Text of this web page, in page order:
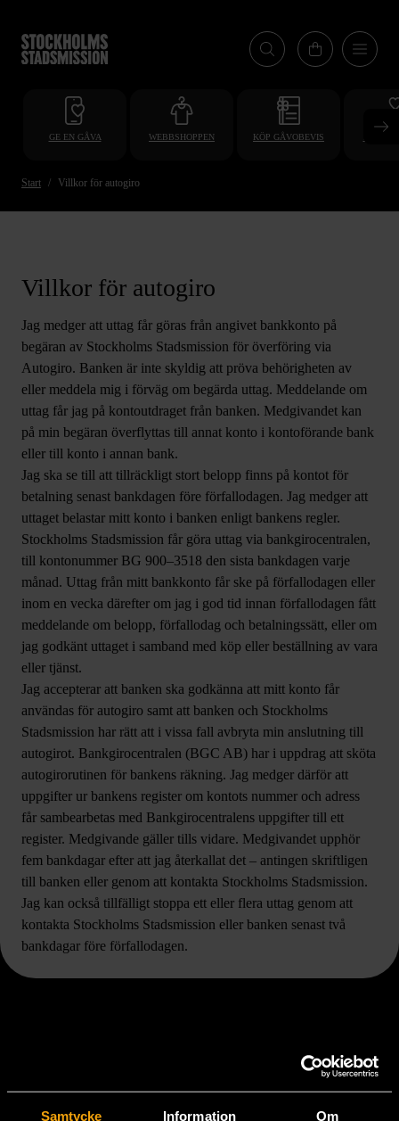
Samtycke Information Om
till
huvudinnehåll
GE EN GÅVA WEBBSHOPPEN KÖP GÅVOBEVIS
Start Villkor för autogiro
Villkor för autogiro
Jag medger att uttag får göras från angivet bankkonto på
begäran av Stockholms Stadsmission för överföring via
Autogiro. Banken är inte skyldig att pröva behörigheten av
eller meddela mig i förväg om begärda uttag. Meddelande om
uttag får jag på kontoutdraget från banken. Medgivandet kan
på min begäran överflyttas till annat konto i kontoförande bank
eller till konto i annan bank.
Jag ska se till att tillräckligt stort belopp finns på kontot för
betalning senast bankdagen före förfallodagen. Jag medger att
uttaget belastar mitt konto i banken enligt bankens regler.
Stockholms Stadsmission får göra uttag via bankgirocentralen,
till kontonummer BG 900–3518 den sista bankdagen varje
månad. Uttag från mitt bankkonto får ske på förfallodagen eller
inom en vecka därefter om jag i god tid innan förfallodagen fått
meddelande om belopp, förfallodag och betalningssätt, eller om
jag godkänt uttaget i samband med köp eller beställning av vara
eller tjänst.
Jag accepterar att banken ska godkänna att mitt konto får
användas för autogiro samt att banken och Stockholms
Stadsmission har rätt att i vissa fall avbryta min anslutning till
autogirot. Bankgirocentralen (BGC AB) har i uppdrag att sköta
autogirorutinen för bankens räkning. Jag medger därför att
uppgifter ur bankens register om kontots nummer och adress
får sambearbetas med Bankgirocentralens uppgifter till ett
register. Medgivande gäller tills vidare. Medgivandet upphör
fem bankdagar efter att jag återkallat det – antingen skriftligen
till banken eller genom att kontakta Stockholms Stadsmission.
Jag kan också tillfälligt stoppa ett eller flera uttag genom att
kontakta Stockholms Stadsmission eller banken senast två
bankdagar före förfallodagen.